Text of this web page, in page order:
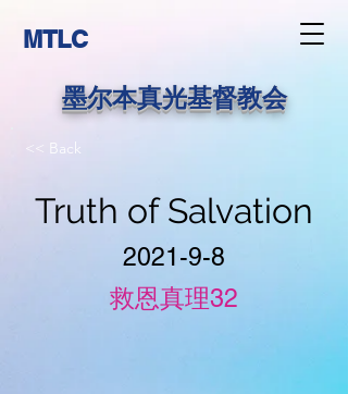
MTLC
墨尔本真光基督教会
<< Back
Truth of Salvation
2021-9-8
救恩真理32